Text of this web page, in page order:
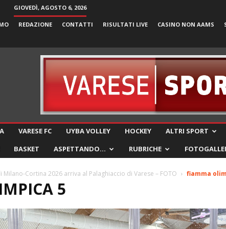
GIOVEDÌ, AGOSTO 6, 2026
REDAZIONE CONTATTI RISULTATI LIVE CASINO NON AAMS
VARESE FC UYBA VOLLEY HOCKEY ALTRI SPORT
BASKET ASPETTANDO… RUBRICHE
Milano-Cortina 2026 arriva al Palaghiaccio di Varese – FOTO fiamma
5